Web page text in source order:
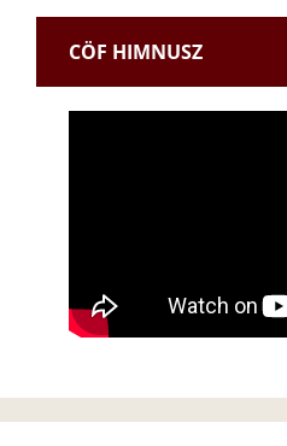
CÖF HIMNUSZ